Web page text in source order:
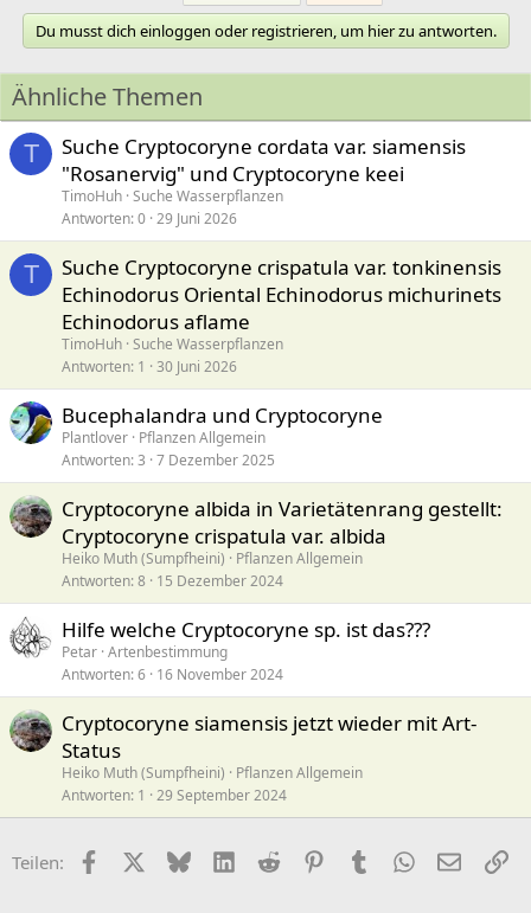
t
o
n
e
n
:
Du musst dich einloggen oder registrieren, um hier zu antworten.
Ähnliche Themen
T
Suche Cryptocoryne cordata var. siamensis
"Rosanervig" und Cryptocoryne keei
TimoHuh Suche Wasserpflanzen
Antworten 0 29 Juni 2026
T
Suche Cryptocoryne crispatula var. tonkinensis
Echinodorus Oriental Echinodorus michurinets
Echinodorus aflame
TimoHuh Suche Wasserpflanzen
Antworten 1 30 Juni 2026
Bucephalandra und Cryptocoryne
Plantlover Pflanzen Allgemein
Antworten 3 7 Dezember 2025
Cryptocoryne albida in Varietätenrang gestellt:
Cryptocoryne crispatula var. albida
Heiko Muth (Sumpfheini)
Pflanzen Allgemein
Antworten 8 15 Dezember 2024
Hilfe welche Cryptocoryne sp. ist das???
Petar Artenbestimmung
Antworten 6 16 November 2024
Cryptocoryne siamensis jetzt wieder mit Art-
Status
Heiko Muth (Sumpfheini)
Pflanzen Allgemein
Antworten 1 29 September 2024
Teilen: FacebookX (Twitter)
BlueskyLinkedIn
Reddit PinterestTumblr WhatsApp
E-Mail